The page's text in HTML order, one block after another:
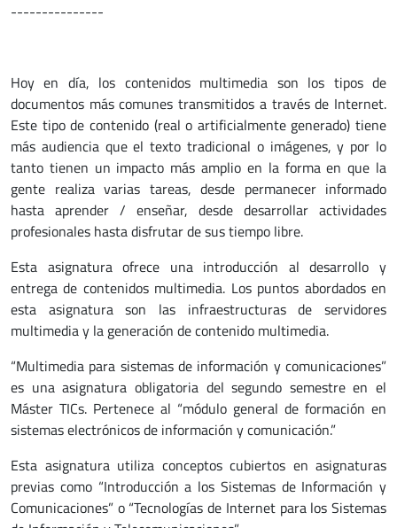
---------------
Hoy en día, los contenidos multimedia son los tipos de
documentos más comunes transmitidos a través de Internet.
Este tipo de contenido (real o artificialmente generado) tiene
más audiencia que el texto tradicional o imágenes, y por lo
tanto tienen un impacto más amplio en la forma en que la
gente realiza varias tareas, desde permanecer informado
hasta aprender / enseñar, desde desarrollar actividades
profesionales hasta disfrutar de sus tiempo libre.
Esta asignatura ofrece una introducción al desarrollo y
entrega de contenidos multimedia. Los puntos abordados en
esta asignatura son las infraestructuras de servidores
multimedia y la generación de contenido multimedia.
“Multimedia para sistemas de información y comunicaciones”
es una asignatura obligatoria del segundo semestre en el
Máster TICs. Pertenece al “módulo general de formación en
sistemas electrónicos de información y comunicación.”
Esta asignatura utiliza conceptos cubiertos en asignaturas
previas como “Introducción a los Sistemas de Información y
Comunicaciones” o “Tecnologías de Internet para los Sistemas